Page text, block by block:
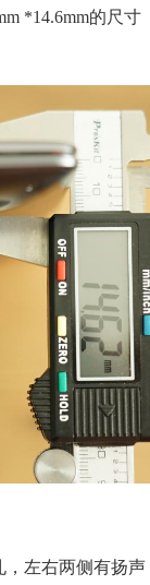
*14.6mm的尺寸
，左右两侧有扬声